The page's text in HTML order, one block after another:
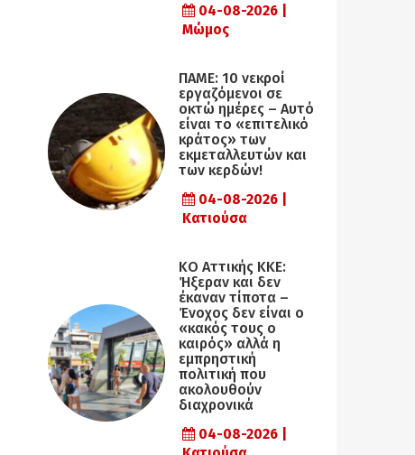
04-08-2026 |
Μώμος
ΠΑΜΕ: 10 νεκροί
εργαζόμενοι σε
οκτώ ημέρες – Αυτό
είναι το «επιτελικό
κράτος» των
εκμεταλλευτών και
των κερδών!
04-08-2026 |
Κατιούσα
KO Αττικής ΚΚΕ:
Ήξεραν και δεν
έκαναν τίποτα –
Ένοχος δεν είναι ο
«κακός τους ο
καιρός» αλλά η
εµπρηστική
πολιτική που
ακολουθούν
διαχρονικά
04-08-2026 |